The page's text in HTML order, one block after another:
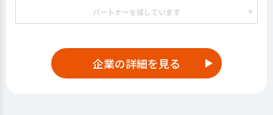
パートナーを探しています
企業の詳細を見る